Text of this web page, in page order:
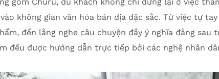
không gian văn hóa bản địa đặc sắc. Từ việc tự
đến lắng nghe câu chuyện đầy ý nghĩa đằng sau
đều được hướng dẫn trực tiếp bởi các nghệ nhân